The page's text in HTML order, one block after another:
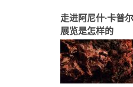
走进阿尼什·卡普
展览是怎样的